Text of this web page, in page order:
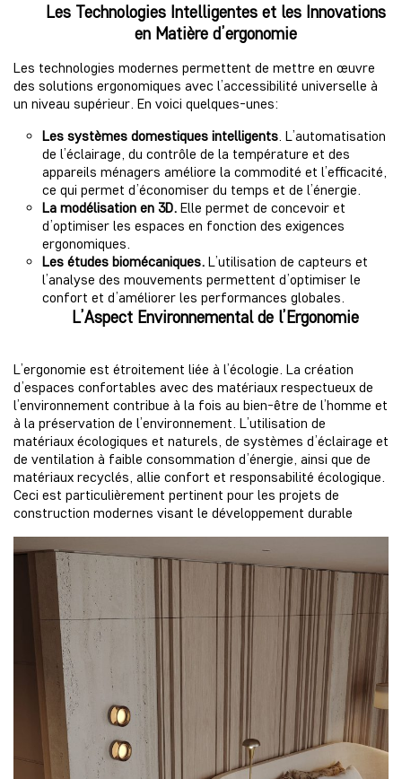
Les Technologies Intelligentes et les Innovations
en Matière d’ergonomie
Les technologies modernes permettent de mettre en œuvre
des solutions ergonomiques avec l’accessibilité universelle à
un niveau supérieur. En voici quelques-unes:
Les systèmes domestiques intelligents. L’automatisation
de l’éclairage, du contrôle de la température et des
appareils ménagers améliore la commodité et l’efficacité,
ce qui permet d’économiser du temps et de l’énergie.
La modélisation en 3D. Elle permet de concevoir et
d’optimiser les espaces en fonction des exigences
ergonomiques.
Les études biomécaniques. L’utilisation de capteurs et
l’analyse des mouvements permettent d’optimiser le
confort et d’améliorer les performances globales.
L’Aspect Environnemental de l’Ergonomie
L’ergonomie est étroitement liée à l’écologie. La création
d’espaces confortables avec des matériaux respectueux de
l’environnement contribue à la fois au bien-être de l’homme et
à la préservation de l’environnement. L’utilisation de
matériaux écologiques et naturels, de systèmes d’éclairage et
de ventilation à faible consommation d’énergie, ainsi que de
matériaux recyclés, allie confort et responsabilité écologique.
Ceci est particulièrement pertinent pour les projets de
construction modernes visant le développement durable